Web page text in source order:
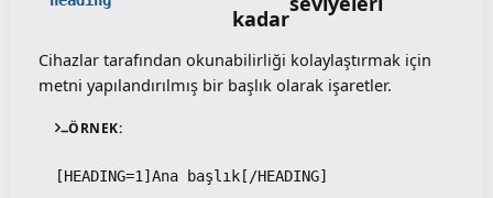
kadar
Cihazlar tarafından okunabilirliği kolaylaştırmak için
metni yapılandırılmış bir başlık olarak işaretler.
ÖRNEK:
[HEADING=1]Ana başlık[/HEADING]